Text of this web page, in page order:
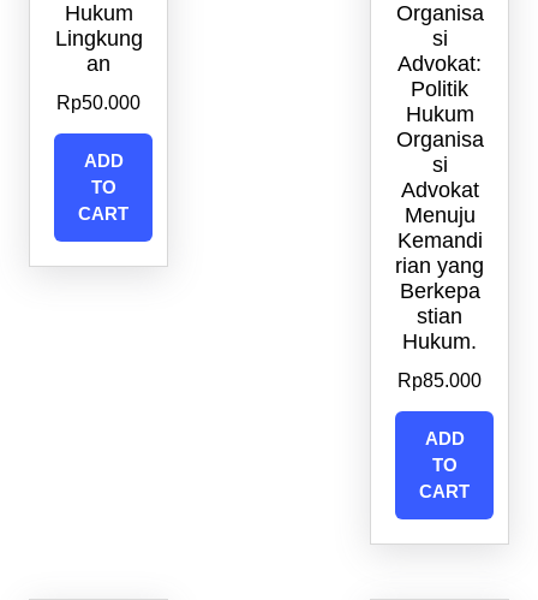
Hukum
Lingkung
an
Rp50.000
ADD
TO
CART
Organisa
si
Advokat:
Politik
Hukum
Organisa
si
Advokat
Menuju
Kemandi
rian yang
Berkepa
stian
Hukum.
Rp85.000
ADD
TO
CART